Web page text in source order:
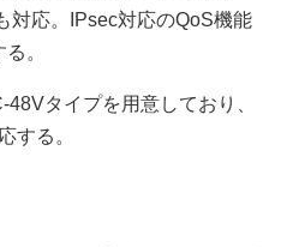
対応。IPsec対応のQoS機能
。
タイプを用意しており、
する。